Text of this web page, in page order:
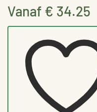
Vanaf € 34.25